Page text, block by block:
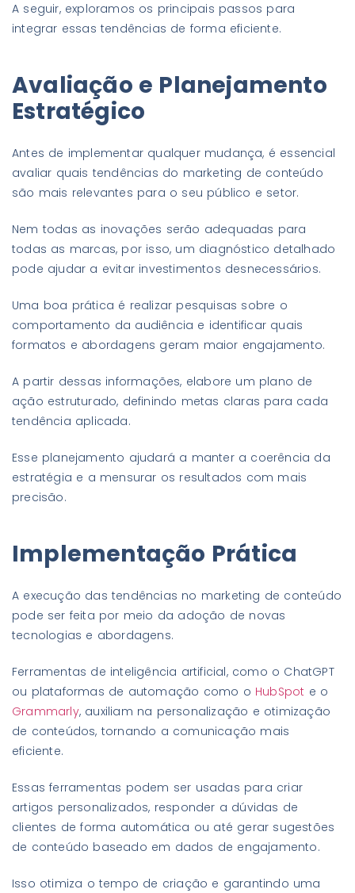
A seguir, exploramos os principais passos para
integrar essas tendências de forma eficiente.
Avaliação e Planejamento
Estratégico
Antes de implementar qualquer mudança, é essencial
avaliar quais tendências do marketing de conteúdo
são mais relevantes para o seu público e setor.
Nem todas as inovações serão adequadas para
todas as marcas, por isso, um diagnóstico detalhado
pode ajudar a evitar investimentos desnecessários.
Uma boa prática é realizar pesquisas sobre o
comportamento da audiência e identificar quais
formatos e abordagens geram maior engajamento.
A partir dessas informações, elabore um plano de
ação estruturado, definindo metas claras para cada
tendência aplicada.
Esse planejamento ajudará a manter a coerência da
estratégia e a mensurar os resultados com mais
precisão.
Implementação Prática
A execução das tendências no marketing de conteúdo
pode ser feita por meio da adoção de novas
tecnologias e abordagens.
Ferramentas de inteligência artificial, como o ChatGPT
ou plataformas de automação como o HubSpot e o
Grammarly, auxiliam na personalização e otimização
de conteúdos, tornando a comunicação mais
eficiente.
Essas ferramentas podem ser usadas para criar
artigos personalizados, responder a dúvidas de
clientes de forma automática ou até gerar sugestões
de conteúdo baseado em dados de engajamento.
Isso otimiza o tempo de criação e garantindo uma